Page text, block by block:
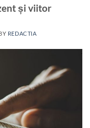
și viitor
REDACTIA